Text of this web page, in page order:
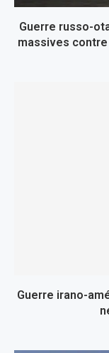
Guerre russo-
massives
Guerre irano-